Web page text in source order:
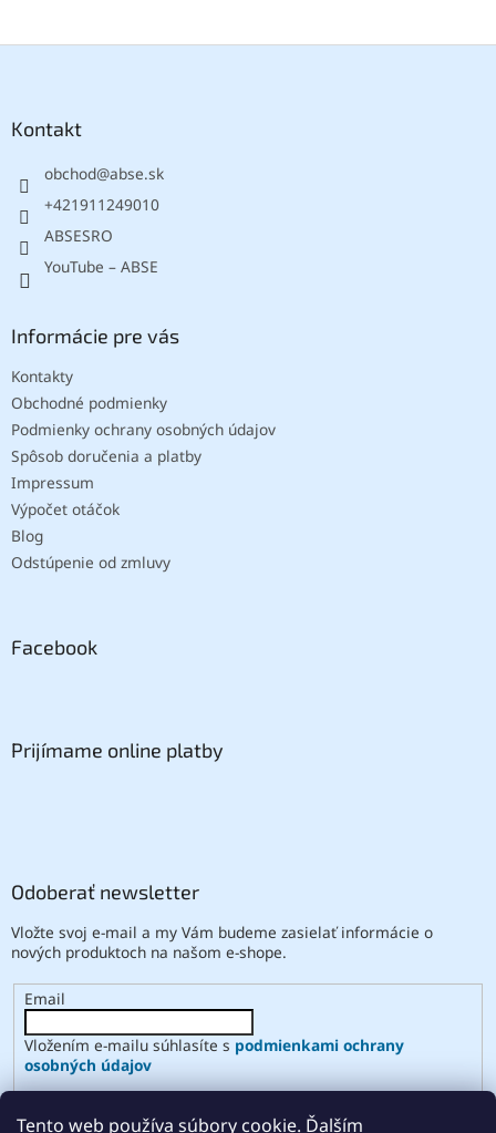
Tento web používa súbory cookie. Ďalším
Kontakt
obchod@abse.sk
+421911249010
ABSESRO
YouTube – ABSE
Informácie pre vás
Kontakty
Obchodné podmienky
Podmienky ochrany osobných údajov
Spôsob doručenia a platby
Impressum
Výpočet otáčok
Blog
Odstúpenie od zmluvy
Facebook
Prijímame online platby
Odoberať newsletter
Vložte svoj e-mail a my Vám budeme zasielať informácie o
nových produktoch na našom e-shope.
Email
Vložením e-mailu súhlasíte s podmienkami ochrany
osobných údajov
PRIHLÁSIŤ SA